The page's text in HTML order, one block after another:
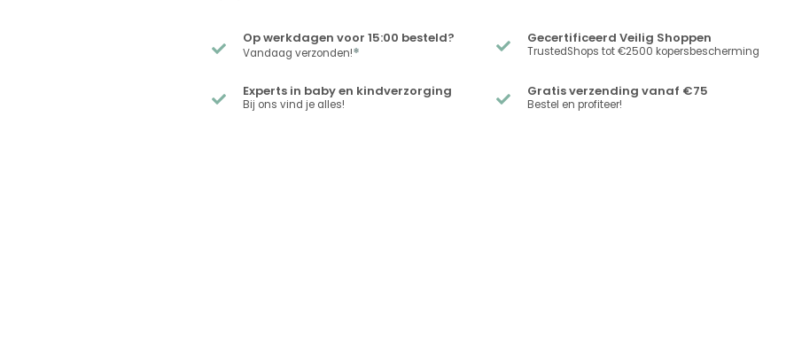
Op werkdagen voor 15:00 besteld?
Vandaag verzonden!*
Gecertificeerd Veilig Shoppen
TrustedShops tot €2500 kopersbescherming
Experts in baby en kindverzorging
Bij ons vind je alles!
Gratis verzending vanaf €75
Bestel en profiteer!